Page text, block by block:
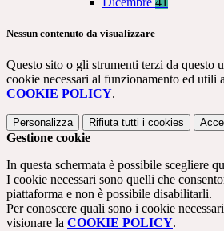
Nessun contenuto da visualizzare
Questo sito o gli strumenti terzi da questo
cookie necessari al funzionamento ed utili
COOKIE POLICY.
Personalizza Rifiuta tutti i cookies
Gestione cookie
In questa schermata è possibile scegliere
I cookie necessari sono quelli che
piattaforma e non è possibile disabilitarli.
Per conoscere quali sono i cookie
visionare la COOKIE POLICY.